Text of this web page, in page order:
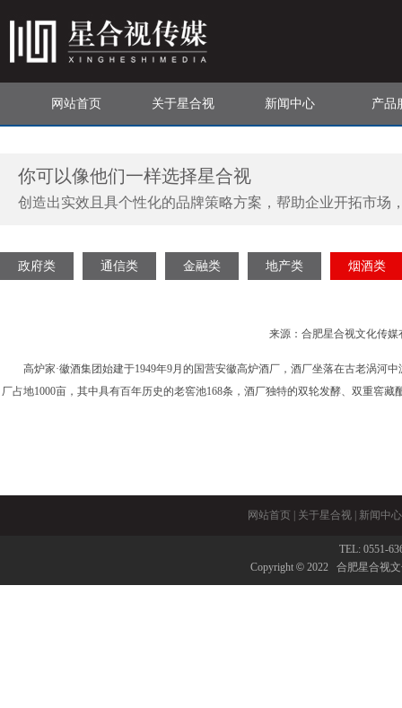
网站首页 关于星合视 新闻中心 产品
你可以像他们一样选择星合视
创造出实效且具个性化的品牌策略方案，帮助企业开拓市场
政府类 通信类 金融类 地产类 烟酒类
来源：合肥星合视文化传媒
高炉家·徽酒集团始建于1949年9月的国营安徽高炉酒厂，酒厂坐落在古老涡河
厂占地1000亩，其中具有百年历史的老窖池168条，酒厂独特的双轮发酵、双重窖
网站首页 关于星合视 新闻中心
TEL: 0551-
Copyright © 2022 合肥星合视